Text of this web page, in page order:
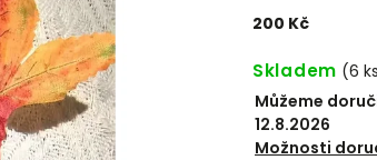
200 Kč
Skladem (6 ks
Můžeme
12.8.2026
Možnosti